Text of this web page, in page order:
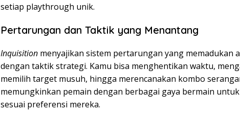
setiap playthrough unik.
Pertarungan dan Taktik yang Menantang
Inquisition menyajikan sistem pertarungan yang memadukan
dengan taktik strategi. Kamu bisa menghentikan waktu,
memilih target musuh, hingga merencanakan kombo
memungkinkan pemain dengan berbagai gaya bermain
sesuai preferensi mereka.